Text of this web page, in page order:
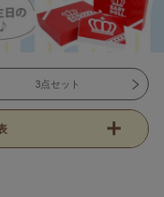
3点セット